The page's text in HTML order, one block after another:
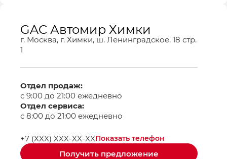
GAC Автомир Химки
г. Москва, г. Химки, ш. Ленинградское, 18 стр.
1
Отдел продаж:
с 9:00 до 21:00 ежедневно
Отдел сервиса:
с 8:00 до 21:00 ежедневно
Показать телефон
+7 (XXX) XXX-XX-XX
Получить предложение